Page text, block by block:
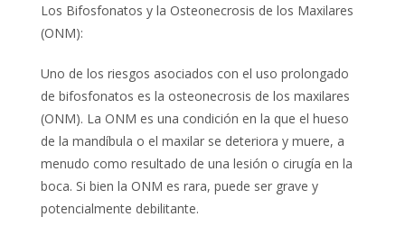
Los Bifosfonatos y la Osteonecrosis de los Maxilares
(ONM):
Uno de los riesgos asociados con el uso prolongado
de bifosfonatos es la osteonecrosis de los maxilares
(ONM). La ONM es una condición en la que el hueso
de la mandíbula o el maxilar se deteriora y muere, a
menudo como resultado de una lesión o cirugía en la
boca. Si bien la ONM es rara, puede ser grave y
potencialmente debilitante.